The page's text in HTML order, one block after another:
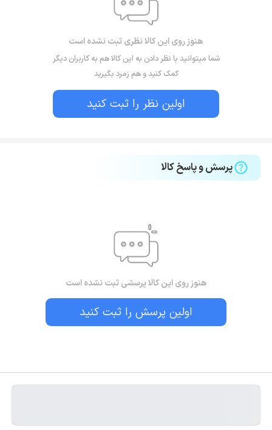
هنوز روی این کالا نظری ثبت نشده است
شما میتوانید با نظر دادن به این کالا هم به کاربران دیگر
کمک کنید و هم زمرد بگیرید
اولین نظر را ثبت کنید
پرسش و پاسخ کالا
هنوز روی این کالا پرسشی ثبت نشده است
اولین پرسش را ثبت کنید